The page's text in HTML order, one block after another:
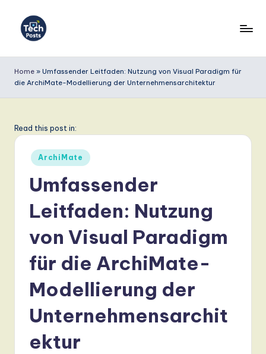
e
c
P
m
Home » Umfassender Leitfaden: Nutzung von Visual Paradigm für
die ArchiMate-Modellierung der Unternehmensarchitektur
Read this post in:
Posted
in
ArchiMate
Umfassender
Leitfaden: Nutzung
von Visual Paradigm
für die ArchiMate-
Modellierung der
Unternehmensarchit
ektur